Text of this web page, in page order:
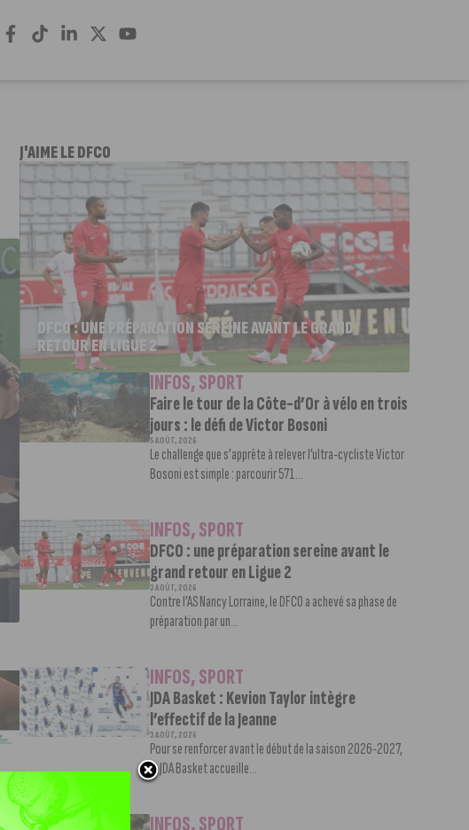
J'AIME LE DFCO
DFCO : UNE PRÉPARATION SEREINE AVANT LE GRAND
RETOUR EN LIGUE 2
INFOS,SPORT
Faire le tour de la Côte-d’Or à vélo en trois
jours : le défi de Victor Bosoni
5 AOÛT, 2026
Le challenge que s’apprête à relever l’ultra-cycliste Victor
Bosoni est simple : parcourir 571...
INFOS,SPORT
DFCO : une préparation sereine avant le
grand retour en Ligue 2
3 AOÛT, 2026
Contre l’AS Nancy Lorraine, le DFCO a achevé sa phase de
préparation par un...
INFOS,SPORT
JDA Basket : Kevion Taylor intègre
l’effectif de la Jeanne
3 AOÛT, 2026
Pour se renforcer avant le début de la saison 2026-2027,
la JDA Basket accueille...
INFOS,SPORT